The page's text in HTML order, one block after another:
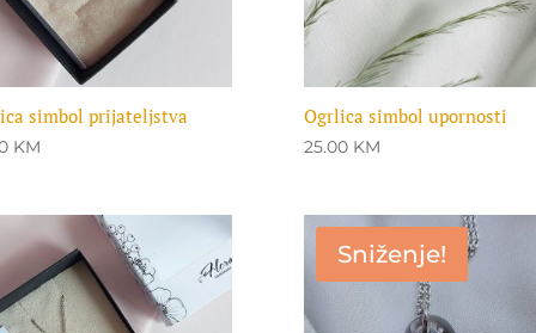
simbol prijateljstva
KM
Ogrlica simbol upornosti
25.00 KM
Sniženje!